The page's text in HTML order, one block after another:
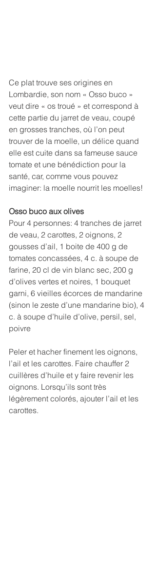
Ce plat trouve ses origines en
Lombardie, son nom « Osso buco »
veut dire « os troué » et correspond à
cette partie du jarret de veau, coupé
en grosses tranches, où l’on peut
trouver de la moelle, un délice quand
elle est cuite dans sa fameuse sauce
tomate et une bénédiction pour la
santé, car, comme vous pouvez
imaginer: la moelle nourrit les moelles!
Osso buco aux olives
Pour 4 personnes: 4 tranches de jarret
de veau, 2 carottes, 2 oignons, 2
gousses d’ail, 1 boite de 400 g de
tomates concassées, 4 c. à soupe de
farine, 20 cl de vin blanc sec, 200 g
d’olives vertes et noires, 1 bouquet
garni, 6 vieilles écorces de mandarine
(sinon le zeste d’une mandarine bio), 4
c. à soupe d’huile d’olive, persil, sel,
poivre
Peler et hacher finement les oignons,
l’ail et les carottes. Faire chauffer 2
cuillères d’huile et y faire revenir les
oignons. Lorsqu’ils sont très
légèrement colorés, ajouter l’ail et les
carottes.